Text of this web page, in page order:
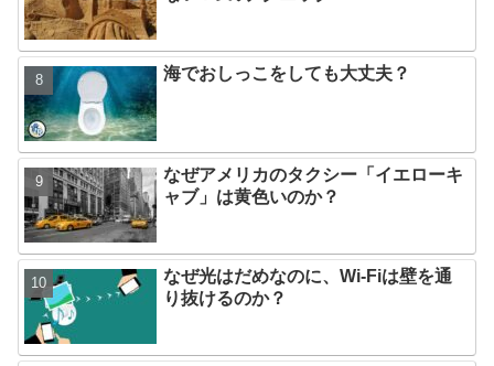
海でおしっこをしても大丈夫？
なぜアメリカのタクシー「イエローキ
ャブ」は黄色いのか？
なぜ光はだめなのに、Wi-Fiは壁を通
り抜けるのか？